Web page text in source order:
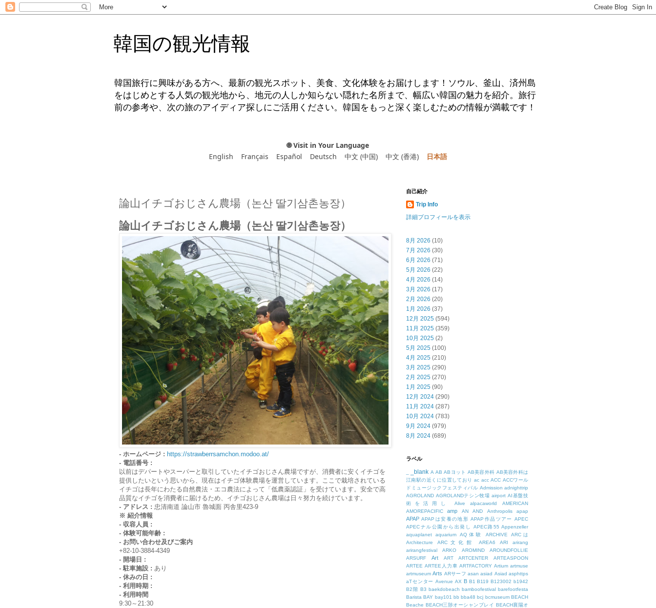
韓国の観光情報
韓国旅行に興味がある方へ、最新の観光スポット、美食、文化体験をお届けします！ソウル、釜山、済州島
をはじめとする人気の観光地から、地元の人しか知らない隠れた名所まで、幅広い韓国の魅力を紹介。旅行
前の参考や、次の旅のアイディア探しにご活用ください。韓国をもっと深く楽しむための情報が満載です！
🌐 Visit in Your Language
English
Français Español Deutsch 中文 (中国) 中文 (香港) 日本語
論山イチゴおじさん農場（논산 딸기삼촌농장）
論山イチゴおじさん農場（논산 딸기삼촌농장）
- ホームページ : https://strawberrsamchon.modoo.at/
- 電話番号 :
以前はデパートやスーパーと取引していたイチゴおじさん農場ですが、消費者に安くイチゴを
提供したいという思いから、現在はイチゴ体験農場を運営しています。ここで栽培されている
イチゴは長年にわたる自然農法・エコ農法によって「低農薬認証」を受けています。安全で高
品質なイチゴを消費者に届けるため、イチゴおじさん農場は日々努力を続けています。
- アドレス : 忠清南道 論山市 魯城面 丙舎里423-9
※ 紹介情報
- 収容人員 :
- 体験可能年齢 :
- お問い合わせ及びご案内
+82-10-3884-4349
- 開場日 :
- 駐車施設 : あり
- 休みの日 :
- 利用時期 :
- 利用時間
9:30～21:30
自己紹介
Trip Info
詳細プロフィールを表示
8月 2026 (10)
7月 2026 (30)
6月 2026 (71)
5月 2026 (22)
4月 2026 (14)
3月 2026 (17)
2月 2026 (20)
1月 2026 (37)
12月 2025 (594)
11月 2025 (359)
10月 2025 (2)
5月 2025 (100)
4月 2025 (210)
3月 2025 (290)
2月 2025 (270)
1月 2025 (90)
12月 2024 (290)
11月 2024 (287)
10月 2024 (783)
9月 2024 (979)
8月 2024 (689)
ラベル
_blank A AB ABヨット AB美容外科 AB美容外科は
江南駅の近くに位置しており ac acc ACC ACCワール
ドミュージックフェスティバル Admission adnighttrip
AGROLAND AGROLANDテシン牧場 airport AI基盤技
術を活用し
Alive alpacaworld
AMERICAN
AMOREPACIFIC
amp AN AND Anthropolis apap
APAP APAPは安養の地形 APAP作品ツアー
APEC
APECナル公園から出発し
APEC路55 Appenzeller
aquaplanet
aquarium AQ体験 ARCHIVE
ARCは
Architecture
ARC文化館 AREA6 ARI
arirang
arirangfestival
ARKO AROMIND
AROUNDFOLLIE
ARSURF
Art ART ARTCENTER
ARTEASPOON
ARTEE ARTEE人力車 ARTFACTORY Artium artmuse
artmuseum Arts ARサーフ asan asiad Asiad asphttps
aTセンター Avenue AX B B1 B119 B123002 b1942
B2階 B3 baekdobeach bamboofestival barefootfesta
Barista BAY bay101 bb bba48 bcj bcmuseum BEACH
Beache BEACH三陟オーシャンプレイ BEACH襄陽オ